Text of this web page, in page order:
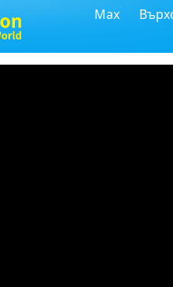
Max